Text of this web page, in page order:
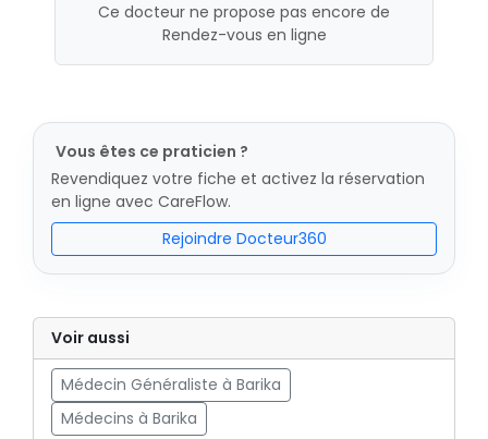
Ce docteur ne propose pas encore de
Rendez-vous en ligne
Vous êtes ce praticien ?
Revendiquez votre fiche et activez la réservation
en ligne avec CareFlow.
Rejoindre Docteur360
Voir aussi
Médecin Généraliste à Barika
Médecins à Barika